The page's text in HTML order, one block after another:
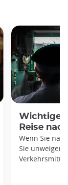
Wichtige
Reise
Wenn Sie
Sie